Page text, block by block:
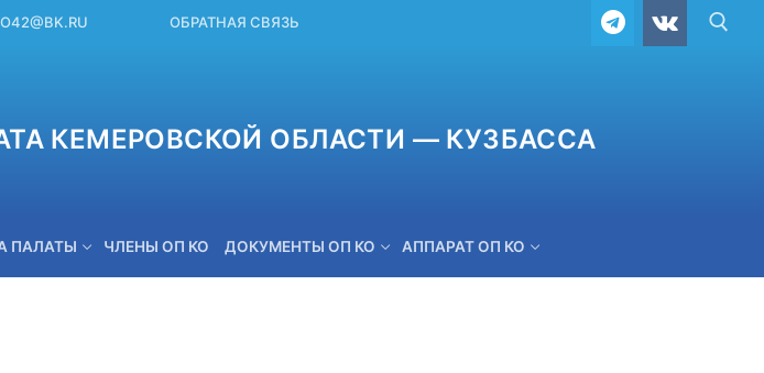
ОБРАТНАЯ СВЯЗЬ
КЕМЕРОВСКОЙ ОБЛАСТИ — КУЗБАССА
ПАЛАТЫ ЧЛЕНЫ ОП КО ДОКУМЕНТЫ ОП КО АППАРАТ ОП КО